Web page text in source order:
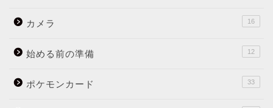
カメラ 16
始める前の準備 12
ポケモンカード 33